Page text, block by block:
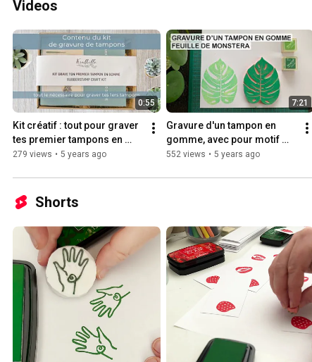
Videos
0:55
Kit créatif : tout pour graver
tes premier tampons en
gomme
279 views • 5 years ago
7:21
Gravure d'un tampon en
gomme, avec pour motif
une feuille de monstera
552 views • 5 years ago
Shorts